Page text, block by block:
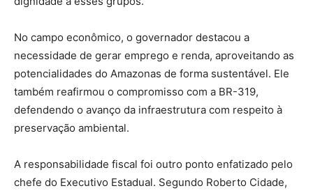
No campo econômico, o governador destacou a
necessidade de gerar emprego e renda, aproveitando as
potencialidades do Amazonas de forma sustentável. Ele
também reafirmou o compromisso com a BR-319,
defendendo o avanço da infraestrutura com respeito à
preservação ambiental.
A responsabilidade fiscal foi outro ponto enfatizado pelo
chefe do Executivo Estadual. Segundo Roberto Cidade,